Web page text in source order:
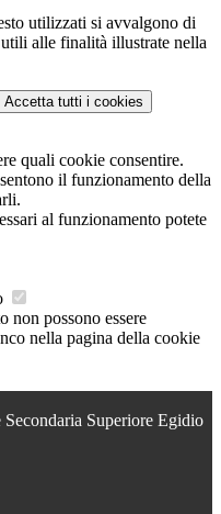
utilizzati si avvalgono di
alle finalità illustrate nella
Accetta tutti i cookies
quali cookie consentire.
il funzionamento della
al funzionamento potete
non possono essere
nella pagina della cookie
Superiore Egidio